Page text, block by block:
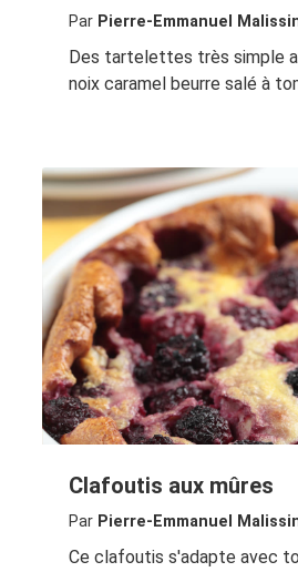
Par Pierre-Emmanuel
Des tartelettes très simple
noix caramel beurre salé à
Clafoutis aux mûres
Par Pierre-Emmanuel
Ce clafoutis s'adapte avec